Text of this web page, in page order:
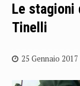
Le stagioni
Tinelli
25 Gennaio 2017